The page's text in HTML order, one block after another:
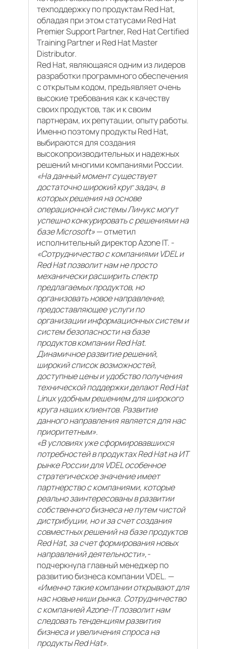
техподдержку по продуктам Red Hat,
обладая при этом статусами Red Hat
Premier Support Partner, Red Hat Certified
Training Partner и Red Hat Master
Distributor.
Red Hat, являющаяся одним из лидеров
разработки программного обеспечения
с открытым кодом, предъявляет очень
высокие требования как к качеству
своих продуктов, так и к своим
партнерам, их репутации, опыту работы.
Именно поэтому продукты Red Hat,
выбираются для создания
высокопроизводительных и надежных
решений многими компаниями России.
«На данный момент существует
достаточно широкий круг задач, в
которых решения на основе
операционной системы Линукс могут
успешно конкурировать с решениями на
базе Microsoft»— отметил
исполнительный директор Azone IT. -
«Сотрудничество с компаниями VDEL и
Red Hat позволит нам не просто
механически расширить спектр
предлагаемых продуктов, но
организовать новое направление,
предоставляющее услуги по
организации информационных систем и
систем безопасности на базе
продуктов компании Red Hat.
Динамичное развитие решений,
широкий список возможностей,
доступные цены и удобство получения
технической поддержки делают Red Hat
Linux удобным решением для широкого
круга наших клиентов. Развитие
данного направления является для нас
приоритетным».
«В условиях уже сформировавшихся
потребностей в продуктах Red Hat на ИТ
рынке России для VDEL особенное
стратегическое значение имеет
партнерство с компаниями, которые
реально заинтересованы в развитии
собственного бизнеса не путем чистой
дистрибуции, но и за счет создания
совместных решений на базе продуктов
Red Hat, за счет формирования новых
направлений деятельности»,-
подчеркнула главный менеджер по
развитию бизнеса компании VDEL. —
«Именно такие компании открывают для
нас новые ниши рынка. Сотрудничество
с компанией Azone-IT позволит нам
следовать тенденциям развития
бизнеса и увеличения спроса на
продукты Red Hat».